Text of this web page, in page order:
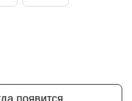
появится